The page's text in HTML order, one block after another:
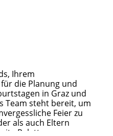
Ihrem
die Planung und
in Graz und
Team steht bereit, um
Feier zu
als auch Eltern
Palette von